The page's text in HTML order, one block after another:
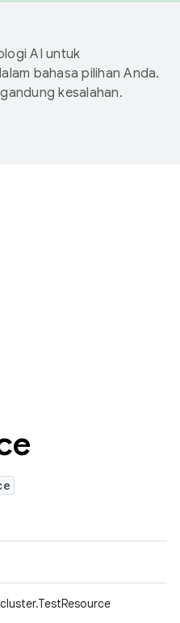
AI untuk
bahasa pilihan Anda.
kesalahan.